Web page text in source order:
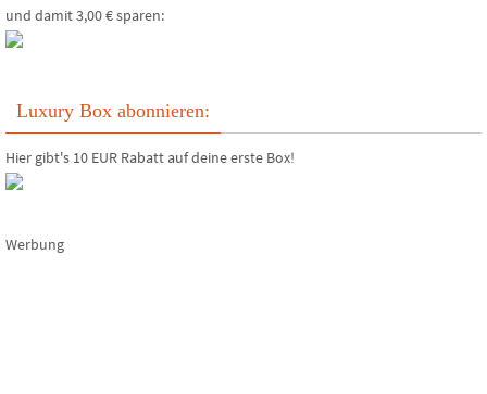
und damit 3,00 € sparen:
Luxury Box abonnieren:
Hier gibt's 10 EUR Rabatt auf deine erste Box!
Werbung